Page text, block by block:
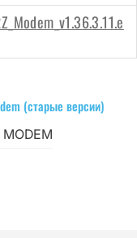
(старые версии)